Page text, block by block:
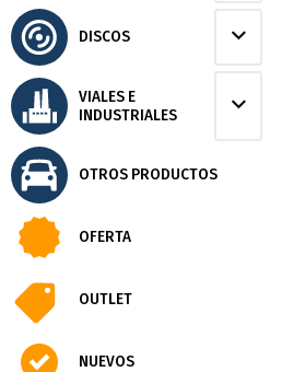
DISCOS
VIALES E
INDUSTRIALES
OTROS PRODUCTOS
OFERTA
OUTLET
NUEVOS